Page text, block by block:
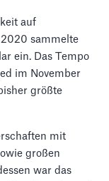
auf
sammelte
ein. Das Tempo
im November
größte
mit
großen
war das